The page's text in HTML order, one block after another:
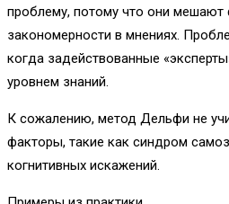
проблему, потому что они мешают
закономерности в мнениях.
когда задействованные
уровнем знаний.
К сожалению, метод Дельфи не
факторы, такие как синдром
когнитивных искажений.